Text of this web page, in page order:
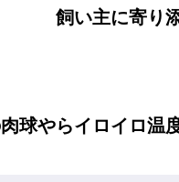
飼い主に寄り
球やらイロイロ温